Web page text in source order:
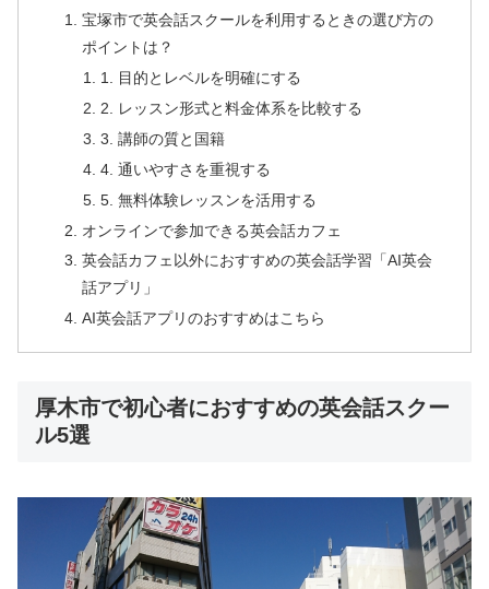
宝塚市で英会話スクールを利用するときの選び方の
ポイントは？
1. 目的とレベルを明確にする
2. レッスン形式と料金体系を比較する
3. 講師の質と国籍
4. 通いやすさを重視する
5. 無料体験レッスンを活用する
オンラインで参加できる英会話カフェ
英会話カフェ以外におすすめの英会話学習「AI英会
話アプリ」
AI英会話アプリのおすすめはこちら
厚木市で初心者におすすめの英会話スクー
ル5選